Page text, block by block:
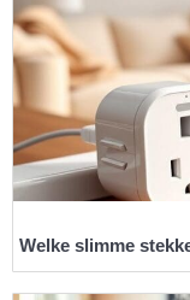
Welke slimme